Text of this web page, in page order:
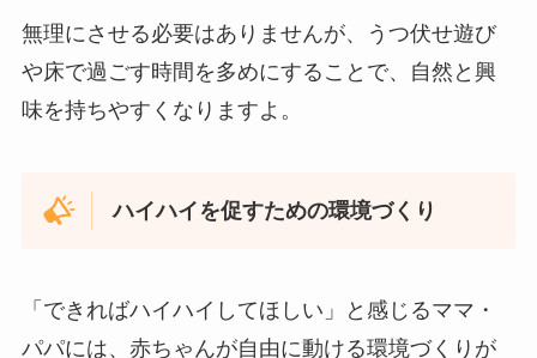
無理にさせる必要はありませんが、うつ伏せ遊び
や床で過ごす時間を多めにすることで、自然と興
味を持ちやすくなりますよ。
ハイハイを促すための環境づくり
「できればハイハイしてほしい」と感じるママ・
パパには、赤ちゃんが自由に動ける環境づくりが